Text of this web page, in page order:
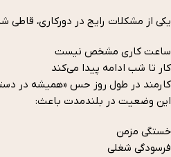
یکی از مشکلات رایج در دورکاری،
ساعت کاری مشخص نیست
کار تا شب ادامه پیدا می‌کند
کارمند در طول روز حس «همیشه در
این وضعیت در بلندمدت باعث:
خستگی مزمن
فرسودگی شغلی